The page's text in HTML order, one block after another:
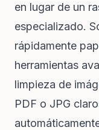
en lugar de un
especializado.
rápidamente
herramientas
limpieza de
PDF o JPG